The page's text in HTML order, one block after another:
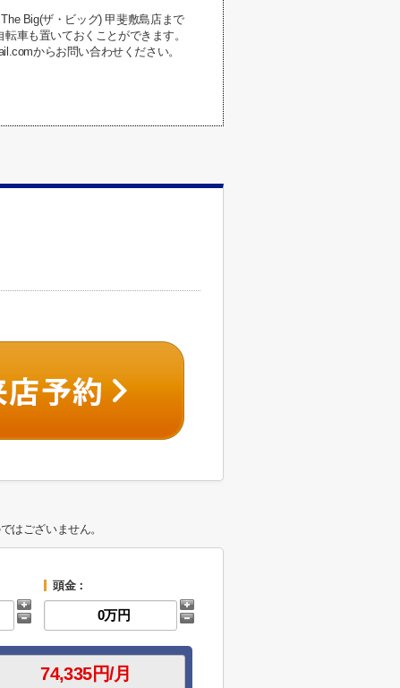
Big(ザ・ビッグ) 甲斐敷島店まで
車も置いておくことができます。
からお問い合わせください。
はございません。
頭金：